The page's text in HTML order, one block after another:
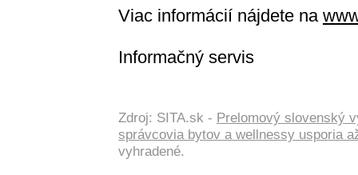
Viac informácií nájdete na
Informačný servis
Zdroj: SITA.sk - Prelomový slovenský
správcovia bytov a wellnessy usporia
vyhradené.